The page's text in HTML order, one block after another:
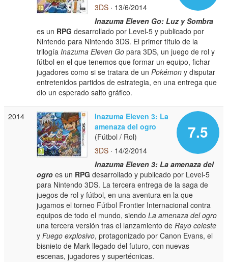
3DS · 13/6/2014
Inazuma Eleven Go: Luz y Sombra
es un RPG desarrollado por Level-5 y publicado por
Nintendo para Nintendo 3DS. El primer título de la
trilogíaInazuma Eleven Go para 3DS, un juego de rol y
fútbol en el que tenemos que formar un equipo, fichar
jugadores como si se tratara de unPokémon y disputar
entretenidos partidos de estrategia, en una entrega que
dio un esperado salto gráfico.
2014
7.5
Inazuma Eleven 3: La
amenaza del ogro
(Fútbol / Rol)
3DS · 14/2/2014
Inazuma Eleven 3: La amenaza del
ogro es un RPG desarrollado y publicado por Level-5
para Nintendo 3DS. La tercera entrega de la saga de
juegos de rol y fútbol, en una aventura en la que
jugamos el torneo Fútbol Frontier Internacional contra
equipos de todo el mundo, siendoLa amenaza del ogro
una tercera versión tras el lanzamiento deRayo celeste
yFuego explosivo, protagonizado por Canon Evans, el
bisnieto de Mark llegado del futuro, con nuevas
escenas, jugadores y supertécnicas.